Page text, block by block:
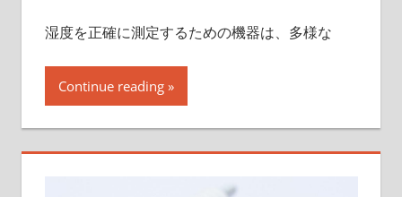
湿度を正確に測定するための機器は、多様な
Continue reading